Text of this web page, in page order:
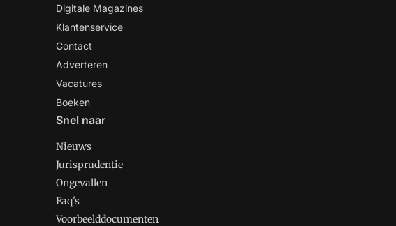
Digitale Magazines
Klantenservice
Contact
Adverteren
Vacatures
Boeken
Snel naar
Nieuws
Jurisprudentie
Ongevallen
Faq's
Voorbeelddocumenten